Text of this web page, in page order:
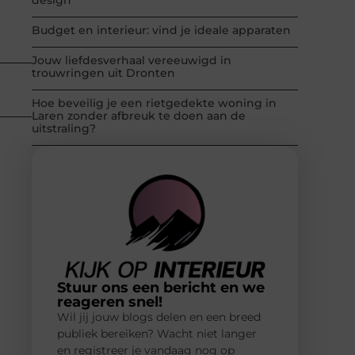
Budget en interieur: vind je ideale apparaten
Jouw liefdesverhaal vereeuwigd in
trouwringen uit Dronten
Hoe beveilig je een rietgedekte woning in
Laren zonder afbreuk te doen aan de
uitstraling?
Stuur ons een bericht en we
reageren snel!
Wil jij jouw blogs delen en een breed
publiek bereiken? Wacht niet langer
en registreer je vandaag nog op